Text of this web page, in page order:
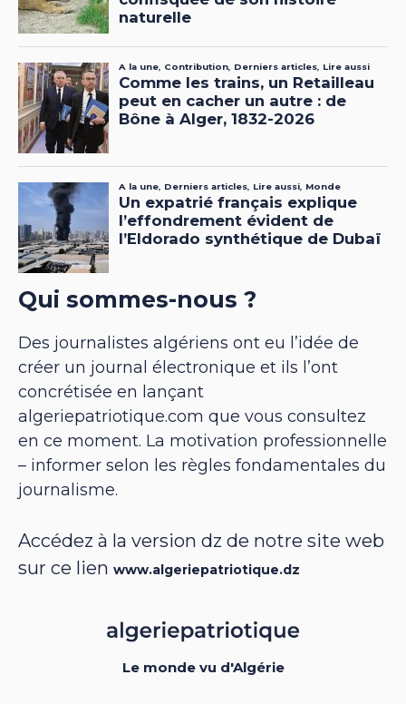
Qui sommes-nous ?
Des journalistes algériens ont eu l’idée de
créer un journal électronique et ils l’ont
concrétisée en lançant
algeriepatriotique.com que vous consultez
en ce moment. La motivation professionnelle
– informer selon les règles fondamentales du
journalisme.
Accédez à la version dz de notre site web
sur ce lien www.algeriepatriotique.dz
Le monde vu d'Algérie